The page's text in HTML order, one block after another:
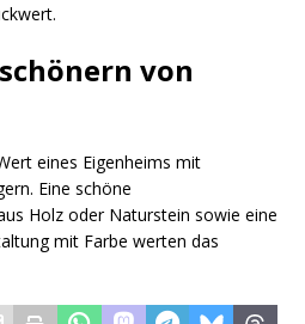
von
eines Eigenheims mit
Eine schöne
Holz oder Naturstein sowie eine
mit Farbe werten das